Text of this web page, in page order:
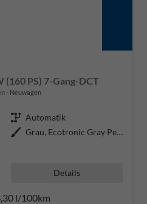
(160 PS) 7-Gang-DCT
Neuwagen
Getriebe Automatik
Außenfarbe
Grau, Ecotronic Gray Pearl
Details
l/100km